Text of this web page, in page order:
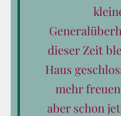
Produkt-Kategorien
Alle Gutscheine
dieser Zeit
Haus
mehr
aber schon